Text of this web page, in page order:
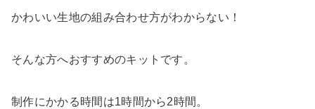
かわいい生地の組み合わせ方がわからない！
そんな方へおすすめのキットです。
制作にかかる時間は1時間から2時間。